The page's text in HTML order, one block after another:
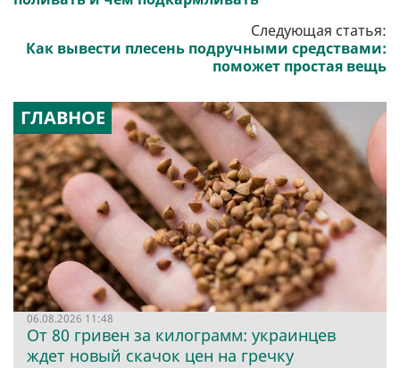
Следующая статья:
Как вывести плесень подручными средствами:
поможет простая вещь
ГЛАВНОЕ
06.08.2026 11:48
От 80 гривен за килограмм: украинцев
ждет новый скачок цен на гречку